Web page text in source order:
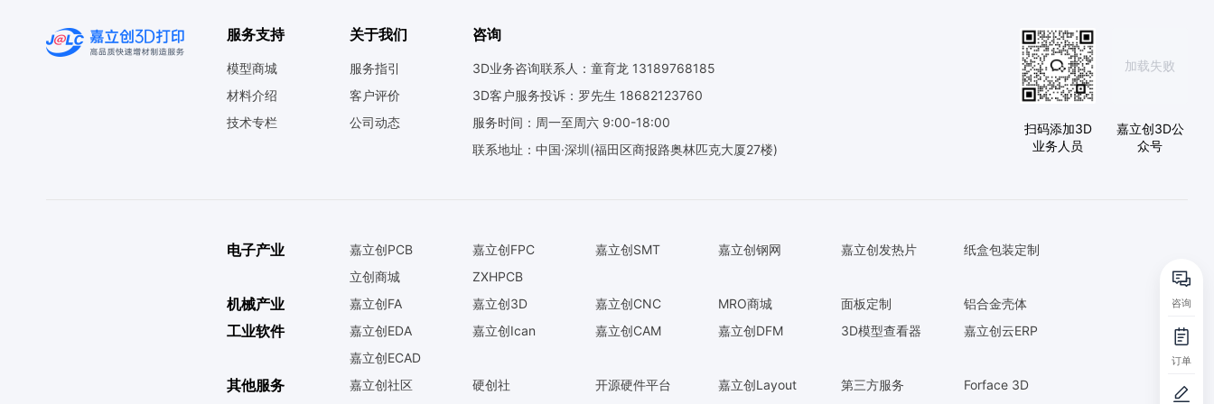
服务支持
模型商城
材料介绍
技术专栏
关于我们
服务指引
客户评价
公司动态
咨询
3D业务咨询联系人：童育龙 13189768185
3D客户服务投诉：罗先生 18682123760
服务时间：周一至周六 9:00-18:00
联系地址：中国·深圳(福田区商报路奥林匹克大厦27楼)
扫码添加3D
业务人员
加载失败
嘉立创3D公
众号
电子产业 嘉立创PCB 嘉立创FPC 嘉立创SMT 嘉立创钢网 嘉立创发热片
纸盒包装定制
立创商城
ZXHPCB
机械产业 嘉立创FA 嘉立创3D 嘉立创CNC MRO商城 面板定制 铝合金壳体
工业软件 嘉立创EDA 嘉立创Ican 嘉立创CAM 嘉立创DFM 3D模型查看器
嘉立创云ERP
嘉立创ECAD
其他服务 嘉立创社区 硬创社 开源硬件平台 嘉立创Layout 第三方服务 Forface 3D
咨询
订单